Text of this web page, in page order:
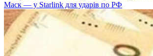
Маск — у Starlink для ударів по РФ